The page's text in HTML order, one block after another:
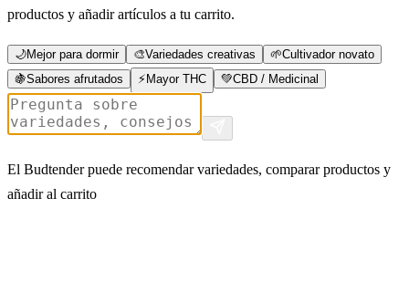
productos y añadir artículos a tu carrito.
🌙Mejor para dormir 🎨Variedades creativas 🌱Cultivador novato
🍇Sabores afrutados ⚡Mayor THC 💚CBD / Medicinal
El Budtender puede recomendar variedades, comparar productos y
añadir al carrito